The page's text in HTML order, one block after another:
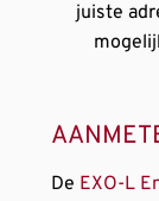
juiste
De EXO-L